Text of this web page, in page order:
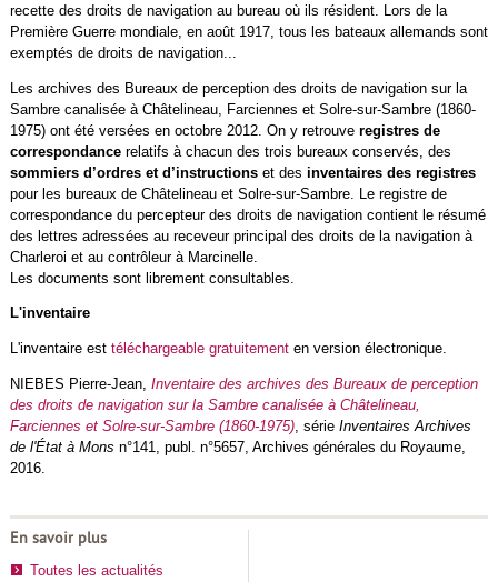
recette des droits de navigation au bureau où ils résident. Lors de la
Première Guerre mondiale, en août 1917, tous les bateaux allemands sont
exemptés de droits de navigation...
Les archives des Bureaux de perception des droits de navigation sur la
Sambre canalisée à Châtelineau, Farciennes et Solre-sur-Sambre (1860-
1975) ont été versées en octobre 2012. On y retrouve registres de
correspondance relatifs à chacun des trois bureaux conservés, des
sommiers d’ordres et d’instructions et des inventaires des registres
pour les bureaux de Châtelineau et Solre-sur-Sambre. Le registre de
correspondance du percepteur des droits de navigation contient le résumé
des lettres adressées au receveur principal des droits de la navigation à
Charleroi et au contrôleur à Marcinelle.
Les documents sont librement consultables.
L'inventaire
L'inventaire est téléchargeable gratuitementen version électronique.
NIEBES Pierre-Jean, Inventaire des archives des Bureaux de perception
des droits de navigation sur la Sambre canalisée à Châtelineau,
Farciennes et Solre-sur-Sambre (1860-1975), série Inventaires Archives
de l'État à Mons n°141, publ. n°5657, Archives générales du Royaume,
2016.
En savoir plus
Toutes les actualités